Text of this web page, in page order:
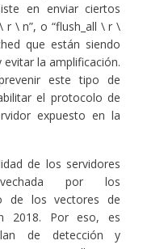
en enviar ciertos
\ n”, o “flush_all \ r \
que están siendo
la amplificación.
este tipo de
el protocolo de
expuesto en la
de los servidores
por los
de los vectores de
2018. Por eso, es
de detección y